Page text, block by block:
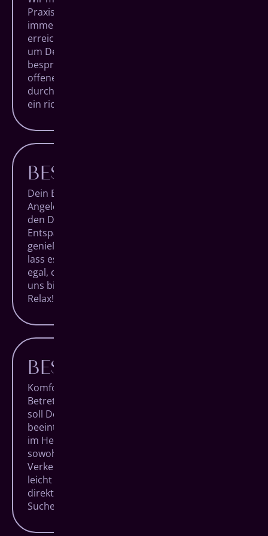
Praxis betrittst und sie nach Deinem Termin
immer glücklich wieder verlässt. Um das zu
erreichen, nehmen wir uns besonders viel Zeit,
um Deine Behandlungen detailliert zu
besprechen, Dich zu beraten und Dir Deine
offenen Fragen zu beantworten. Denn nur
durch Aufklärung schafft man Verständnis und
ein richtig gutes Bauchgefühl.
BESTER KOMFORT
Dein Besuch bei uns soll keine lästige
Angelegenheit sein, sondern ein Termin, auf
den Du Dich trotz Alltagsstress freuen kannst.
Entspanne Dich in unseren Räumlichkeiten,
genieße den Blick über die Siegener City und
lass es Dir bei einem Getränk gut gehen. Ganz
egal, ob Du nur zur Routineuntersuchung bei
uns bist oder ein besonderer Eingriff ansteht:
Relax!
BESTE LAGE
Komfort beginnt bei uns schon vor dem
Betreten unserer Praxis. Denn Dein Besuch
soll Deinen Alltag so wenig wir möglich
beeinträchtigen. Unsere Räumlichkeiten liegen
im Herzen von Siegen, super zentral und
sowohl zu Fuß, mit öffentlichen
Verkehrsmitteln als auch mit dem Auto ganz
leicht zu erreichen. Dank eigener Parkplätze
direkt am Haus entfällt auch die zeitraubende
Suche in der Stadt.